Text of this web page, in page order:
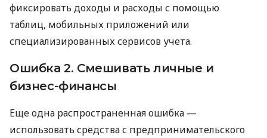
фиксировать доходы и расходы с помощью
таблиц, мобильных приложений или
специализированных сервисов учета.
Ошибка 2. Смешивать личные и
бизнес-финансы
Еще одна распространенная ошибка —
использовать средства с предпринимательского